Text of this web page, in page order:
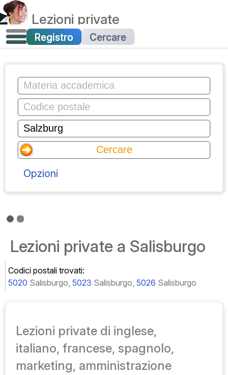
Lezioni private
Registro Cercare
Opzioni
Lezioni private a Salisburgo
Codici postali trovati:
5020 Salisburgo, 5023 Salisburgo, 5026 Salisburgo
Lezioni private di inglese,
italiano, francese, spagnolo,
marketing, amministrazione